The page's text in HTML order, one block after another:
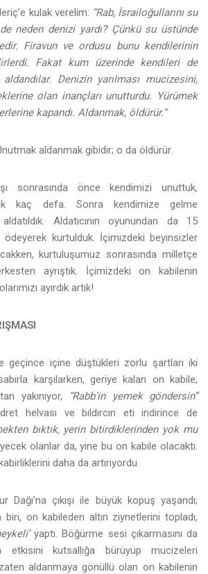
kulak verelim: “Rab, İsrailoğullarını su
neden denizi yardı? Çünkü su üstünde
Firavun ve ordusu bunu kendilerinin
Fakat kum üzerinde kendileri de
Denizin yarılması mucizesini,
olan inançları unutturdu. Yürümek
kapandı. Aldanmak, öldürür.”
aldanmak gibidir; o da öldürür.
sonrasında önce kendimizi unuttuk,
kaç defa. Sonra kendimize gelme
Aldatıcının oyunundan da 15
ödeyerek kurtulduk. İçimizdeki beyinsizler
kurtuluşumuz sonrasında milletçe
ayrıştık. İçimizdeki on kabilenin
ayırdık artık!
geçince içine düştükleri zorlu şartları iki
karşılarken, geriye kalan on kabile,
yakınıyor,
“Rabb’in yemek göndersin”
helvası ve bıldırcın eti indirince de
bıktık, yerin bitirdiklerinden yok mu
olanlar da, yine bu on kabile olacaktı.
daha da artırıyordu.
Dağı’na çıkışı ile büyük kopuş yaşandı;
on kabileden altın ziynetlerini topladı,
yaptı. Böğürme sesi çıkarmasını da
etkisini kutsallığa bürüyüp mucizeleri
aldanmaya gönüllü olan on kabilenin